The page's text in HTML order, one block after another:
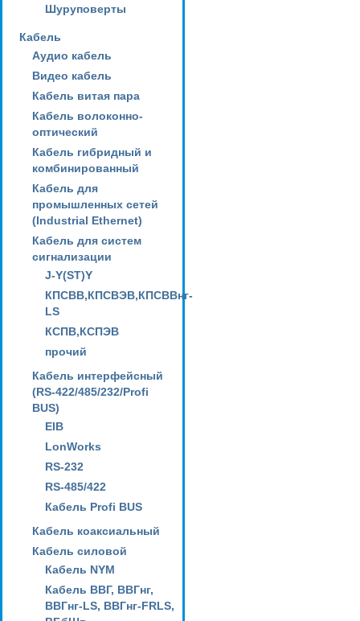
Шуруповерты
Кабель
Аудио кабель
Видео кабель
Кабель витая пара
Кабель волоконно-
оптический
Кабель гибридный и
комбинированный
Кабель для
промышленных сетей
(Industrial Ethernet)
Кабель для систем
сигнализации
J-Y(ST)Y
КПСВВ,КПСВЭВ,КПСВВнг-
LS
КСПВ,КСПЭВ
прочий
Кабель интерфейсный
(RS-422/485/232/Profi
BUS)
EIB
LonWorks
RS-232
RS-485/422
Кабель Profi BUS
Кабель коаксиальный
Кабель силовой
Кабель NYM
Кабель ВВГ, ВВГнг,
ВВГнг-LS, ВВГнг-FRLS,